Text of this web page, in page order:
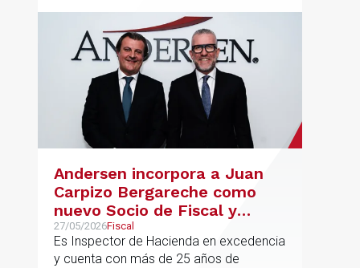
Andersen incorpora a Juan
Carpizo Bergareche como
nuevo Socio de Fiscal y
responsable de la práctica
ibérica de Fiscalidad Local
27/05/2026Fiscal
Es Inspector de Hacienda en excedencia
y cuenta con más de 25 años de